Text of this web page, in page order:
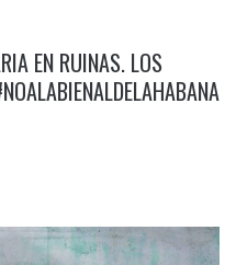
EN RUINAS. LOS